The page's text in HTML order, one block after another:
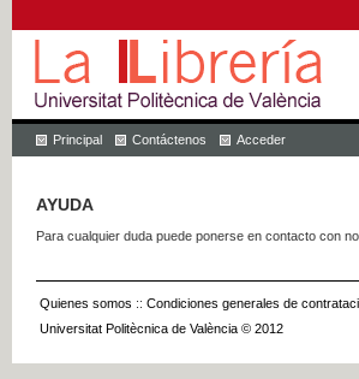
Principal Contáctenos Acceder
AYUDA
Para cualquier duda puede ponerse en contacto con
Quienes somos :: Condiciones generales de
Universitat Politècnica de València © 2012